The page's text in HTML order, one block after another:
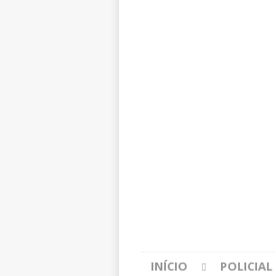
INÍCIO POLICIAL